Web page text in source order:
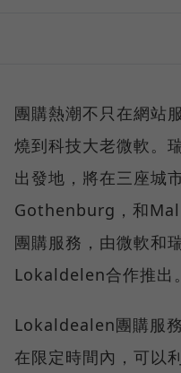
團購熱潮不只在網站
燒到科技大老微軟。
出發地，將在三座城
Gothenburg，和
團購服務，由微軟和
Lokaldelen合作推出。
Lokaldealen團購服
在限定時間內，可以